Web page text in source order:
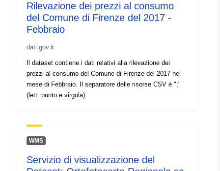
Rilevazione dei prezzi al consumo
del Comune di Firenze del 2017 -
Febbraio
dati.gov.it
Il dataset contiene i dati relativi alla rilevazione dei
prezzi al consumo del Comune di Firenze del 2017 nel
mese di Febbraio. Il separatore delle risorse CSV è ";"
(lett. punto e virgola).
WMS
Servizio di visualizzazione del